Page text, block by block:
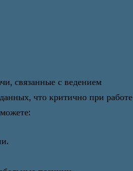
связанные с ведением
что критично при работе